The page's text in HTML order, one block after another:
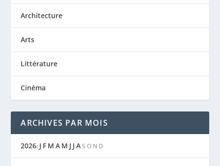
Architecture
Arts
Littérature
Cinéma
ARCHIVES PAR MOIS
2026: J F M A M J J A S O N D